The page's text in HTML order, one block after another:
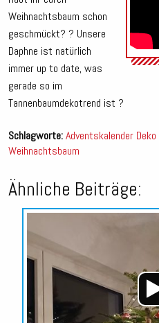
Weihnachtsbaum schon
geschmückt? ? Unsere
Daphne ist natürlich
immer up to date, was
gerade so im
Tannenbaumdekotrend ist ?
Schlagworte:Adventskalender Deko
Weihnachtsbaum
Ähnliche Beiträge: